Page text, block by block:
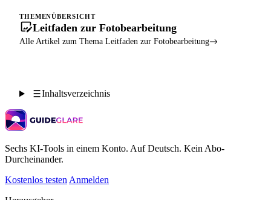
THEMENÜBERSICHT
Leitfaden zur Fotobearbeitung
Alle Artikel zum Thema Leitfaden zur Fotobearbeitung
Inhaltsverzeichnis
Sechs KI-Tools in einem Konto. Auf Deutsch. Kein Abo-
Durcheinander.
Kostenlos testen Anmelden